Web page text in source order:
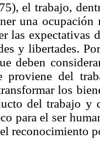
el trabajo,
una ocupación
las
y libertades.
deben
proviene del
los
del trabajo y
para el ser
reconocimiento